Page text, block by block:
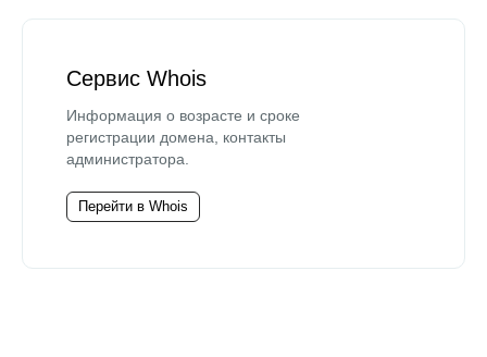
Сервис Whois
Информация о возрасте и сроке
регистрации домена, контакты
администратора.
Перейти в Whois